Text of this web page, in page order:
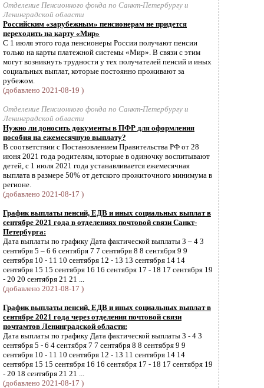
Отделение Пенсионного фонда по Санкт-Петербургу и
Ленинградской области
Российским «зарубежным» пенсионерам не придется
переходить на карту «Мир»
С 1 июля этого года пенсионеры России получают пенсии
только на карты платежной системы «Мир». В связи с этим
могут возникнуть трудности у тех получателей пенсий и иных
социальных выплат, которые постоянно проживают за
рубежом.
(добавлено 2021-08-19 )
Отделение Пенсионного фонда по Санкт-Петербургу и
Ленинградской области
Нужно ли доносить документы в ПФР для оформления
пособия на ежемесячную выплату?
В соответствии с Постановлением Правительства РФ от 28
июня 2021 года родителям, которые в одиночку воспитывают
детей, с 1 июля 2021 года устанавливается ежемесячная
выплата в размере 50% от детского прожиточного минимума в
регионе.
(добавлено 2021-08-17 )
График выплаты пенсий, ЕДВ и иных социальных выплат в
сентябре 2021 года в отделениях почтовой связи Санкт-
Петербурга:
Дата выплаты по графику Дата фактической выплаты 3 – 4 3
сентября 5 – 6 6 сентября 7 7 сентября 8 8 сентября 9 9
сентября 10 - 11 10 сентября 12 - 13 13 сентября 14 14
сентября 15 15 сентября 16 16 сентября 17 - 18 17 сентября 19
- 20 20 сентября 21 21 ...
(добавлено 2021-08-17 )
График выплаты пенсий, ЕДВ и иных социальных выплат в
сентябре 2021 года через отделения почтовой связи
почтамтов Ленинградской области:
Дата выплаты по графику Дата фактической выплаты 3 - 4 3
сентября 5 - 6 4 сентября 7 7 сентября 8 8 сентября 9 9
сентября 10 - 11 10 сентября 12 - 13 11 сентября 14 14
сентября 15 15 сентября 16 16 сентября 17 - 18 17 сентября 19
- 20 18 сентября 21 21 ...
(добавлено 2021-08-17 )